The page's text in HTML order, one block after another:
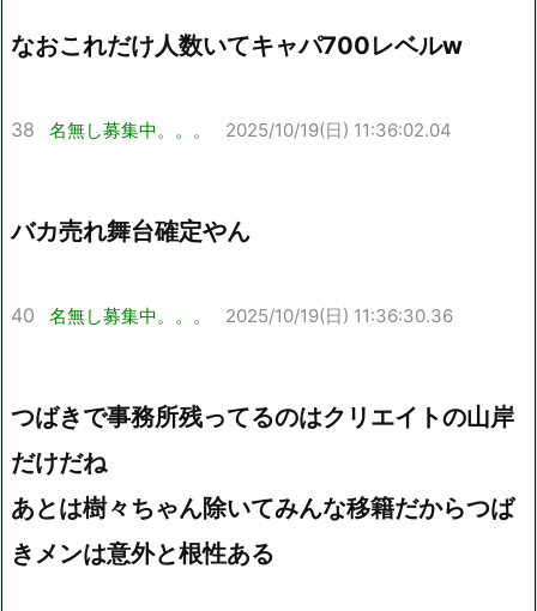
なおこれだけ人数いてキャパ700レベルw
38 名無し募集中。。。 2025/10/19(日) 11:36:02.04
バカ売れ舞台確定やん
40 名無し募集中。。。 2025/10/19(日) 11:36:30.36
つばきで事務所残ってるのはクリエイトの山岸
だけだね
あとは樹々ちゃん除いてみんな移籍だからつば
きメンは意外と根性ある